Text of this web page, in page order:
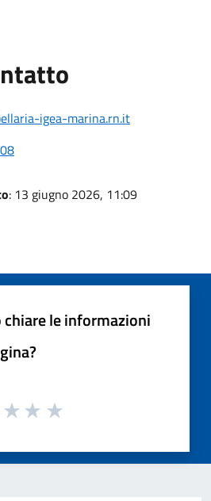
igea-marina.rn.it
: 13 giugno 2026, 11:09
chiare le informazioni